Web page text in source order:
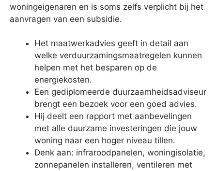
woningeigenaren en is soms zelfs verplicht bij het
aanvragen van een subsidie.
Het maatwerkadvies geeft in detail aan
welke verduurzamingsmaatregelen kunnen
helpen met het besparen op de
energiekosten.
Een gediplomeerde duurzaamheidsadviseur
brengt een bezoek voor een goed advies.
Hij deelt een rapport met aanbevelingen
met alle duurzame investeringen die jouw
woning naar een hoger niveau tillen.
Denk aan: infraroodpanelen, woningisolatie,
zonnepanelen installeren, ventileren met